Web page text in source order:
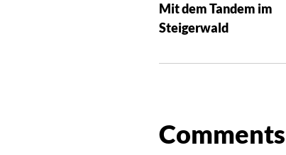
Mit dem Tandem im
Steigerwald
Comments